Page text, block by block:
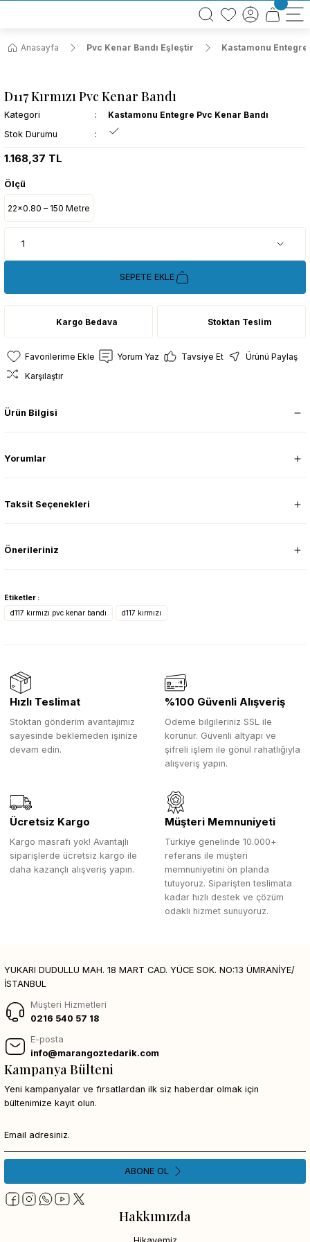
BÜTÜN ALIŞVERİŞLERİNİZDE KARGO BEDAVA!
TÜRKİYE GENELİNDE 10.000 MÜŞTERİ REFERANSI
Anasayfa
Pvc Kenar Bandı Eşleştir Kastamonu Entegre
D117 Kırmızı Pvc Kenar Bandı
Kategori
Kastamonu Entegre Pvc Kenar Bandı
Stok Durumu
1.168,37 TL
Ölçü
22x0.80 – 150 Metre
SEPETE EKLE
Kargo Bedava Stoktan Teslim
Yorum Yaz Tavsiye Et
Ürünü Paylaş
Karşılaştır
Ürün Bilgisi
Yorumlar
Taksit Seçenekleri
Önerileriniz
Etiketler :
d117 kırmızı pvc kenar bandı
d117 kırmızı
Hızlı Teslimat
Stoktan gönderim avantajımız
sayesinde beklemeden işinize
devam edin.
%100 Güvenli Alışveriş
Ödeme bilgileriniz SSL ile
korunur. Güvenli altyapı ve
şifreli işlem ile gönül rahatlığıyla
alışveriş yapın.
Ücretsiz Kargo
Kargo masrafı yok! Avantajlı
siparişlerde ücretsiz kargo ile
daha kazançlı alışveriş yapın.
Müşteri Memnuniyeti
Türkiye genelinde 10.000+
referans ile müşteri
memnuniyetini ön planda
tutuyoruz. Siparişten teslimata
kadar hızlı destek ve çözüm
odaklı hizmet sunuyoruz.
YUKARI DUDULLU MAH. 18 MART CAD. YÜCE SOK. NO:13 ÜMRANİYE/
İSTANBUL
Müşteri Hizmetleri
0216 540 57 18
E-posta
info@marangoztedarik.com
Hakkımızda
Kampanya Bülteni
Yeni kampanyalar ve fırsatlardan ilk siz haberdar olmak için
bültenimize kayıt olun.
ABONE OL